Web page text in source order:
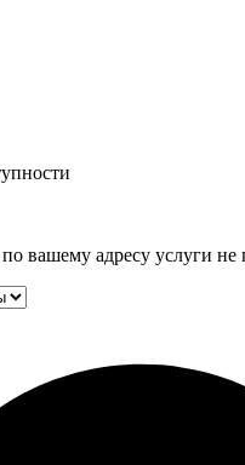
вашему адресу услуги не